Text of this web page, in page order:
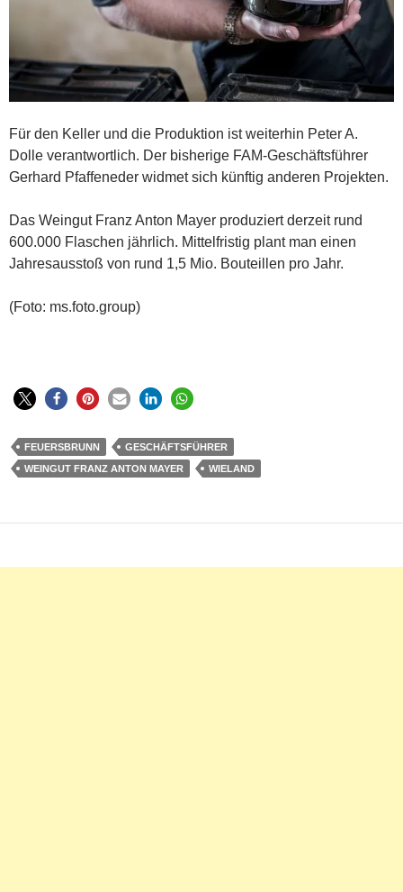
Für den Keller und die Produktion ist weiterhin Peter A.
Dolle verantwortlich. Der bisherige FAM-Geschäftsführer
Gerhard Pfaffeneder widmet sich künftig anderen Projekten.
Das Weingut Franz Anton Mayer produziert derzeit rund
600.000 Flaschen jährlich. Mittelfristig plant man einen
Jahresausstoß von rund 1,5 Mio. Bouteillen pro Jahr.
(Foto: ms.foto.group)
FEUERSBRUNN
GESCHÄFTSFÜHRER
WEINGUT FRANZ ANTON MAYER
WIELAND